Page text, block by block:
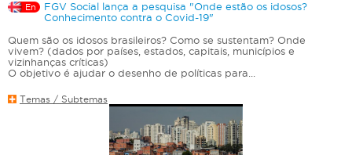
En
FGV Social lança a pesquisa "Onde estão os idosos?
Conhecimento contra o Covid-19"
Quem são os idosos brasileiros? Como se sustentam? Onde
vivem? (dados por países, estados, capitais, municípios e
vizinhanças críticas)
O objetivo é ajudar o desenho de políticas para...
Temas / Subtemas